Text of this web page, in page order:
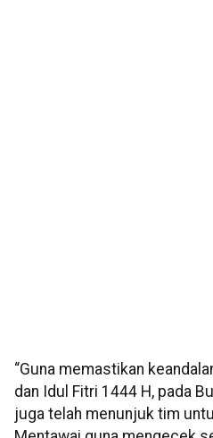
“Guna memastikan
dan Idul Fitri 1444 H, pada
juga telah menunjuk tim